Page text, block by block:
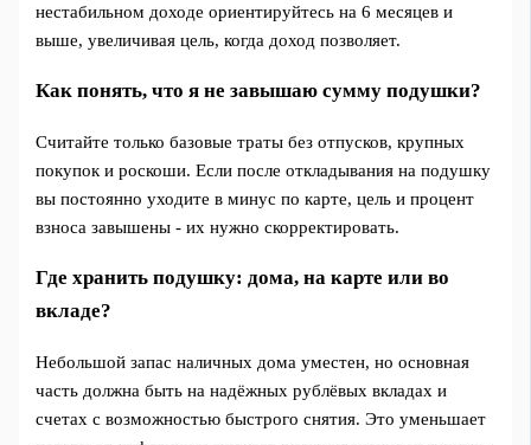
нестабильном доходе ориентируйтесь на 6 месяцев и
выше, увеличивая цель, когда доход позволяет.
Как понять, что я не завышаю сумму подушки?
Считайте только базовые траты без отпусков, крупных
покупок и роскоши. Если после откладывания на подушку
вы постоянно уходите в минус по карте, цель и процент
взноса завышены - их нужно скорректировать.
Где хранить подушку: дома, на карте или во
вкладе?
Небольшой запас наличных дома уместен, но основная
часть должна быть на надёжных рублёвых вкладах и
счетах с возможностью быстрого снятия. Это уменьшает